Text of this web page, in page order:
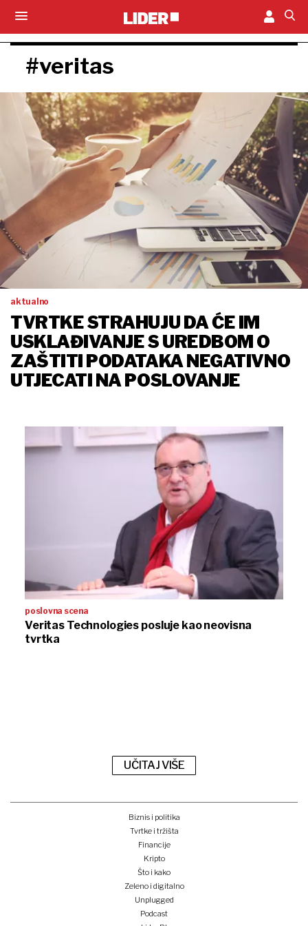
#veritas
aktualno
TVRTKE STRAHUJU DA ĆE IM
USKLAĐIVANJE S UREDBOM O
ZAŠTITI PODATAKA NEGATIVNO
UTJECATI NA POSLOVANJE
poslovna scena
Veritas Technologies posluje kao neovisna
tvrtka
UČITAJ VIŠE
Biznis i politika
Tvrtke i tržišta
Financije
Kripto
Što i kako
Zeleno i digitalno
Unplugged
Podcast